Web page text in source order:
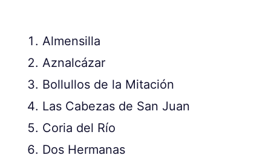
Almensilla
Aznalcázar
Bollullos de la Mitación
Las Cabezas de San Juan
Coria del Río
Dos Hermanas